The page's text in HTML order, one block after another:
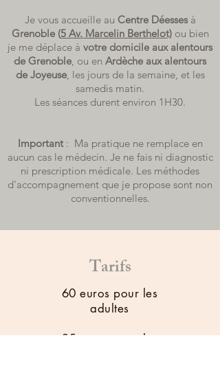
Je vous accueille au Centre Déessesà
Grenoble (5 Av. Marcelin Berthelot) ou bien
je me déplace à votre domicile aux alentours
de Grenoble, ou en Ardèche aux alentours
de Joyeuse, les jours de la semaine, et les
samedis matin.
Les séances durent environ 1H30.
Important: Ma pratique ne remplace en
aucun cas le médecin. Je ne fais ni diagnostic
ni prescription médicale. Les méthodes
d'accompagnement que je propose sont non
conventionnelles.
Tarifs
60 euros pour les
adultes
35 euros pour les